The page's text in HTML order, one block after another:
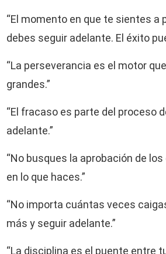
“El momento en que te sientes
debes seguir adelante. El éxito
“La perseverancia es el motor
grandes.”
“El fracaso es parte del proceso
adelante.”
“No busques la aprobación de
en lo que haces.”
“No importa cuántas veces
más y seguir adelante.”
“La disciplina es el puente entre